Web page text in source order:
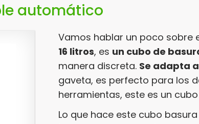
automático
Vamos hablar un poco sobre
16 litros, es un cubo de
manera discreta. Se adapta
gaveta, es perfecto para los
herramientas, este es un
Lo que hace este cubo